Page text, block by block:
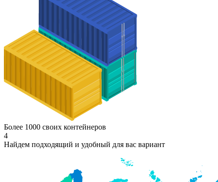
Более 1000 своих контейнеров
4
Найдем подходящий и удобный для вас вариант